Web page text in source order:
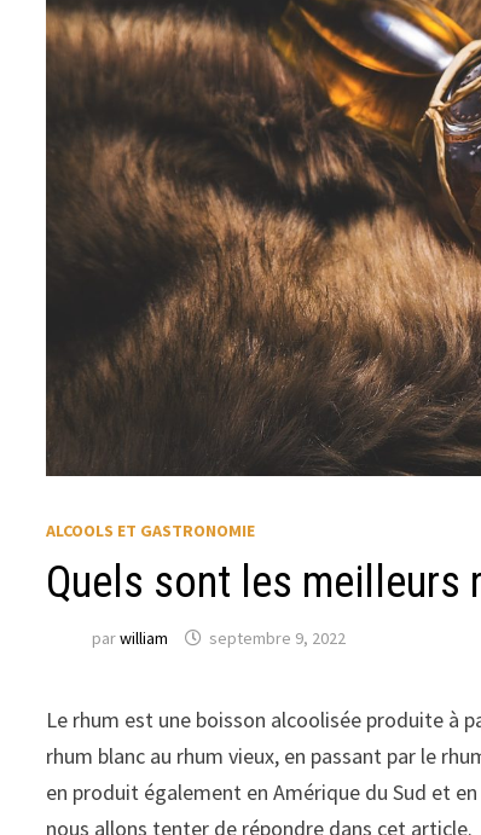
ALCOOLS ET GASTRONOMIE
Quels sont les meilleurs
parwilliam septembre 9, 2022
Le rhum est une boisson alcoolisée produite à
rhum blanc au rhum vieux, en passant par le
en produit également en Amérique du Sud et
nous allons tenter de répondre dans cet article.